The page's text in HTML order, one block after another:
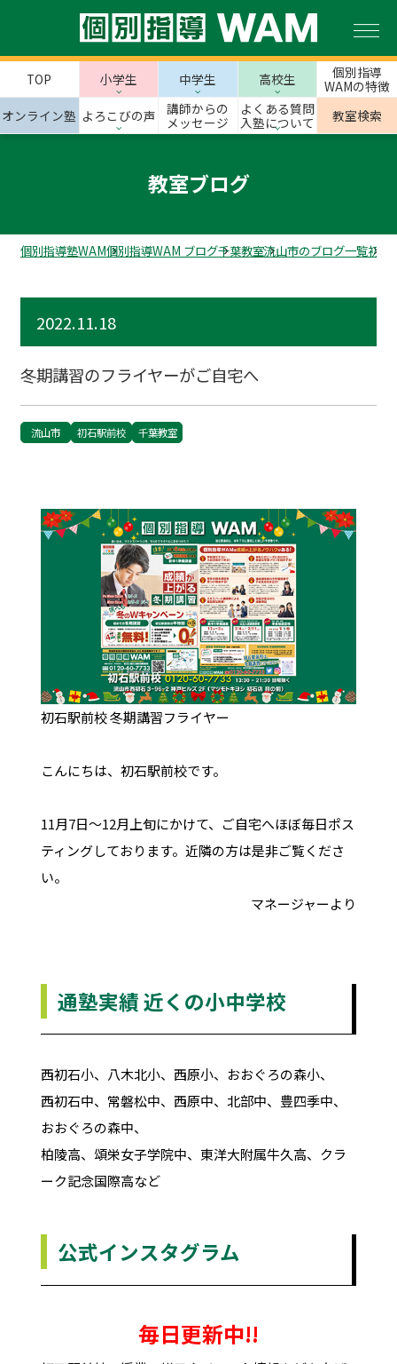
TOP 小学生 中学生 高校生
個別指導
WAMの特徴
オンライン塾 よろこびの声
講師からの
メッセージ
よくある質問
入塾について
教室検索
教室ブログ
個別指導塾WAM個別指導WAM ブログ千葉教室流山市のブログ一覧初石
2022.11.18
冬期講習のフライヤーがご自宅へ
流山市 初石駅前校 千葉教室
初石駅前校 冬期講習フライヤー
こんにちは、初石駅前校です。
11月7日～12月上旬にかけて、ご自宅へほぼ毎日ポス
ティングしております。近隣の方は是非ご覧くださ
い。
マネージャーより
通塾実績 近くの小中学校
西初石小、八木北小、西原小、おおぐろの森小、
西初石中、常磐松中、西原中、北部中、豊四季中、
おおぐろの森中、
柏陵高、頌栄女子学院中、東洋大附属牛久高、クラ
ーク記念国際高など
公式インスタグラム
毎日更新中!!